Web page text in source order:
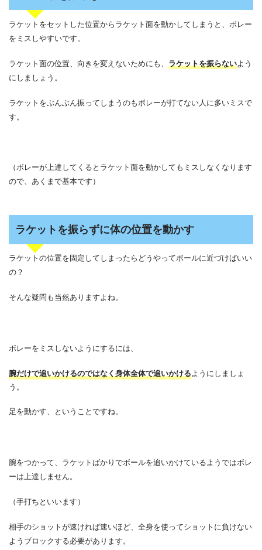
ラケットをセットした位置からラケット面を動かしてしまうと、ボレー
をミスしやすいです。
ラケット面の位置、向きを変えないためにも、 ラケットを振らないよう
にしましょう。
ラケットをぶんぶん振ってしまうのもボレーが打てない人に多いミスで
す。
（ボレーが上達してくるとラケット面を動かしてもミスしなくなります
ので、あくまで基本です）
ラケットを振らずに体の位置を動かす
ラケットの位置を固定してしまったらどうやってボールに近づけばいい
の？
そんな疑問も当然ありますよね。
ボレーをミスしないようにするには、
腕だけで追いかけるのではなく身体全体で追いかけるようにしましょ
う。
足を動かす、ということですね。
腕をつかって、ラケットばかりでボールを追いかけているようではボレ
ーは上達しません。
（手打ちといいます）
相手のショットが速ければ速いほど、全身を使ってショットに負けない
ようブロックする必要があります。